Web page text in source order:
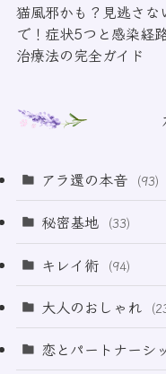
猫風邪かも？見逃さな
で！症状5つと感染経
治療法の完全ガイド
アラ還の本音 (93)
(69)
秘密基地 (33)
キレイ術 (94)
(32)
(50)
大人のおしゃれ
(21)
恋とパートナーシ